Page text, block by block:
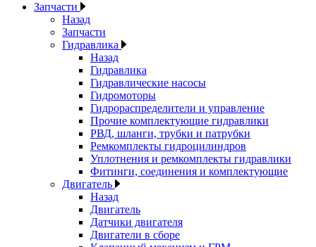
Запчасти
Назад
Запчасти
Гидравлика
Назад
Гидравлика
Гидравлические насосы
Гидромоторы
Гидрораспределители и управление
Прочие комплектующие гидравлики
РВД, шланги, трубки и патрубки
Ремкомплекты гидроцилиндров
Уплотнения и ремкомплекты гидравлики
Фитинги, соединения и комплектующие
Двигатель
Назад
Двигатель
Датчики двигателя
Двигатели в сборе